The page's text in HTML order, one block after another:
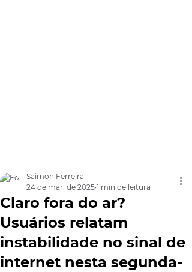
Claro fora do ar?
Usuários relatam
instabilidade no sinal de
internet nesta segunda-
Saimon Ferreira
24 de mar. de 2025 1 min de leitura